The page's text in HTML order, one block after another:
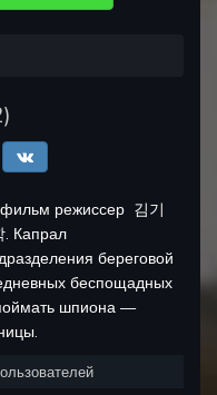
)
фильм режиссер 김기
. Капрал
береговой
беспощадных
шпиона —